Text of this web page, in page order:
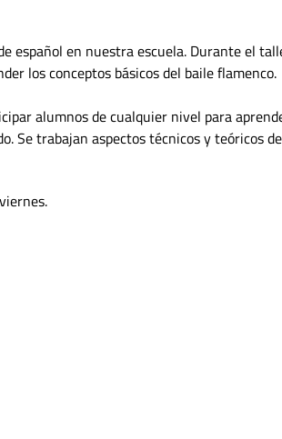
español en nuestra escuela. Durante el
los conceptos básicos del baile flamenco.
alumnos de cualquier nivel para
Se trabajan aspectos técnicos y teóricos